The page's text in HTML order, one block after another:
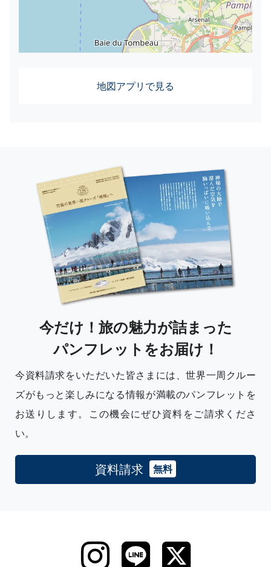
Leaflet © OpenStreetMap
地図アプリで見る
今だけ！旅の魅力が詰まった
パンフレットをお届け！
今資料請求をいただいた皆さまには、世界一周クルー
ズがもっと楽しみになる情報が満載のパンフレットを
お送りします。この機会にぜひ資料をご請求くださ
い。
資料請求 無料